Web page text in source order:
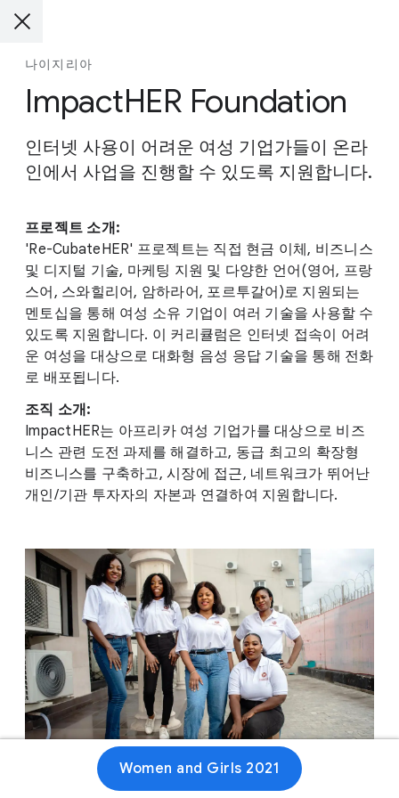
나이지리아
ImpactHER Foundation
인터넷 사용이 어려운 여성 기업가들이 온라
인에서 사업을 진행할 수 있도록 지원합니다.
프로젝트 소개:
'Re-CubateHER' 프로젝트는 직접 현금 이체, 비즈니스
및 디지털 기술, 마케팅 지원 및 다양한 언어(영어, 프랑
스어, 스와힐리어, 암하라어, 포르투갈어)로 지원되는
멘토십을 통해 여성 소유 기업이 여러 기술을 사용할 수
있도록 지원합니다. 이 커리큘럼은 인터넷 접속이 어려
운 여성을 대상으로 대화형 음성 응답 기술을 통해 전화
로 배포됩니다.
조직 소개:
ImpactHER는 아프리카 여성 기업가를 대상으로 비즈
니스 관련 도전 과제를 해결하고, 동급 최고의 확장형
비즈니스를 구축하고, 시장에 접근, 네트워크가 뛰어난
개인/기관 투자자의 자본과 연결하여 지원합니다.
Women and Girls 2021